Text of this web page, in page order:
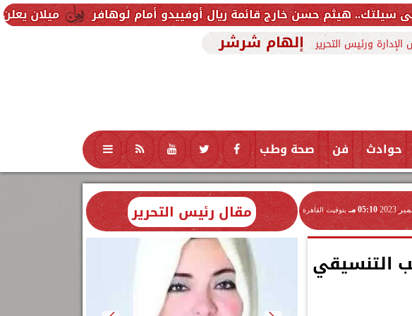
ميلان يعلن فسخ عقد خارج قائمة ريال أوفييدو أمام لوهافر
ورئيس التحرير إلهام شرشر
حوادث فن صحة وطب تكنولوجيا منوعات محافظات
05:10 مـ بتوقيت القاهرة
التنسيقي
مقال رئيس التحرير